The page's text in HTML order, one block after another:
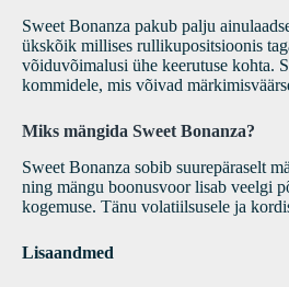
Sweet Bonanza pakub palju
ükskõik millises rullikupositsioonis
võiduvõimalusi ühe keerutuse kohta.
kommidele, mis võivad
Miks mängida Sweet Bonanza?
Sweet Bonanza sobib suurepäraselt
ning mängu boonusvoor lisab veelgi
kogemuse. Tänu volatiilsusele ja
Lisaandmed